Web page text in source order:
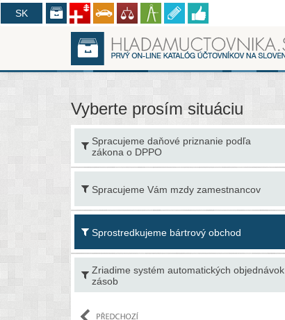
SK
CZ
Vyberte prosím situáciu
Spracujeme daňové priznanie podľa
zákona o DPPO
Spracujeme Vám mzdy zamestnancov
Sprostredkujeme bártrový obchod
Zriadime systém automatických objednávok
zásob